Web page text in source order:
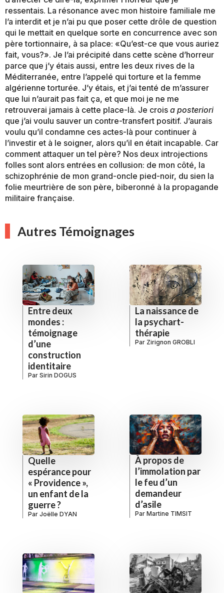
ressentais. La résonance avec mon histoire familiale me
l’a interdit et je n’ai pu que poser cette drôle de question
qui le mettait en quelque sorte en concurrence avec son
père tortionnaire, à sa place: «Qu’est-ce que vous auriez
fait, vous?». Je l’ai précipité dans cette scène d’horreur
parce que j’y étais aussi, entre les deux rives de la
Méditerranée, entre l’appelé qui torture et la femme
algérienne torturée. J’y étais, et j’ai tenté de m’assurer
que lui n’aurait pas fait ça, et que moi je ne me
retrouverai jamais à cette place-là. Je crois a posteriori
que j’ai voulu sauver un contre-transfert positif. J’aurais
voulu qu’il condamne ces actes-là pour continuer à
l’investir et à le soigner, alors qu’il en était incapable. Car
comment attaquer un tel père? Nos deux introjections
folles sont alors entrées en collusion: de mon côté, la
schizophrénie de mon grand-oncle pied-noir, du sien la
folie meurtrière de son père, biberonné à la propagande
militaire française.
Autres Témoignages
Entre deux
mondes :
témoignage
d’une
construction
identitaire
Par Sirin DOGUS
La naissance de
la psychart-
thérapie
Par Zirignon GROBLI
Quelle
espérance pour
« Providence »,
un enfant de la
guerre ?
Par Joëlle DYAN
À propos de
l’immolation par
le feu d’un
demandeur
d’asile
Par Martine TIMSIT